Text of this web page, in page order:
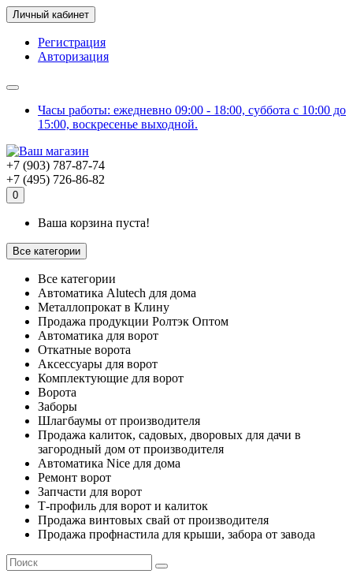
Личный кабинет
Регистрация
Авторизация
Часы работы: ежедневно 09:00 - 18:00, суббота с 10:00 до
15:00, воскресенье выходной.
+7 (903) 787-87-74
+7 (495) 726-86-82
0
Ваша корзина пуста!
Все категории
Все категории
Автоматика Alutech для дома
Металлопрокат в Клину
Продажа продукции Ролтэк Оптом
Автоматика для ворот
Откатные ворота
Аксессуары для ворот
Комплектующие для ворот
Ворота
Заборы
Шлагбаумы от производителя
Продажа калиток, садовых, дворовых для дачи в
загородный дом от производителя
Автоматика Nice для дома
Ремонт ворот
Запчасти для ворот
Т-профиль для ворот и калиток
Продажа винтовых свай от производителя
Продажа профнастила для крыши, забора от завода